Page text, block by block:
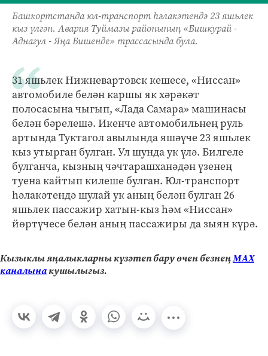
Башкортстанда юл-транспорт һәлакәтендә 23 яшьлек
кыз үлгән. Авария Туймазы районының «Бишкурай -
Аднагул - Яңа Бишенде» трассасында була.
31 яшьлек Нижневартовск кешесе, «Ниссан»
автомобиле белән каршы як хәрәкәт
полосасына чыгып, «Лада Самара» машинасы
белән бәрелешә. Икенче автомобильнең руль
артында Туктагол авылында яшәүче 23 яшьлек
кыз утырган булган. Ул шунда ук үлә. Билгеле
булганча, кызның чәчтарашханәдән үзенең
туена кайтып килеше булган. Юл-транспорт
һәлакәтендә шулай ук аның белән булган 26
яшьлек пассажир хатын-кыз һәм «Ниссан»
йөртүчесе белән аның пассажиры да зыян күрә.
Кызыклы яңалыкларны күзәтеп бару өчен безнеңМАХ
каналынакушылыгыз.